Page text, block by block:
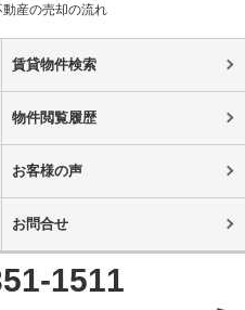
動産の売却の流れ
賃貸物件検索
物件閲覧履歴
お客様の声
お問合せ
1511